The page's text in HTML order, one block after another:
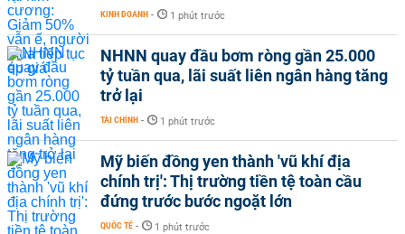
KINH DOANH - 1 phút trước
NHNN quay đầu bơm ròng gần 25.000
tỷ tuần qua, lãi suất liên ngân hàng tăng
trở lại
TÀI CHÍNH - 1 phút trước
Mỹ biến đồng yen thành 'vũ khí địa
chính trị': Thị trường tiền tệ toàn cầu
đứng trước bước ngoặt lớn
QUỐC TẾ - 1 phút trước